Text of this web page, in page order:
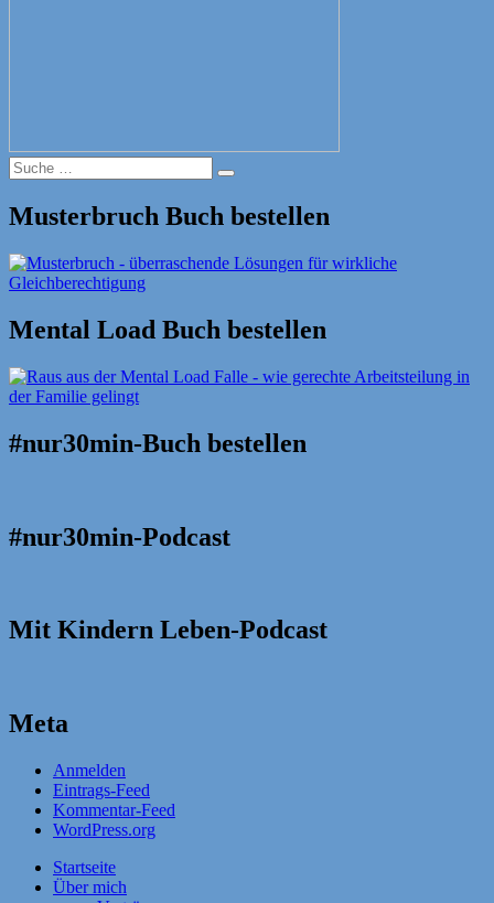
Suche
nach:
Suche
Musterbruch Buch bestellen
Mental Load Buch bestellen
#nur30min-Buch bestellen
#nur30min-Podcast
Mit Kindern Leben-Podcast
Meta
Anmelden
Eintrags-Feed
Kommentar-Feed
WordPress.org
Startseite
Über mich